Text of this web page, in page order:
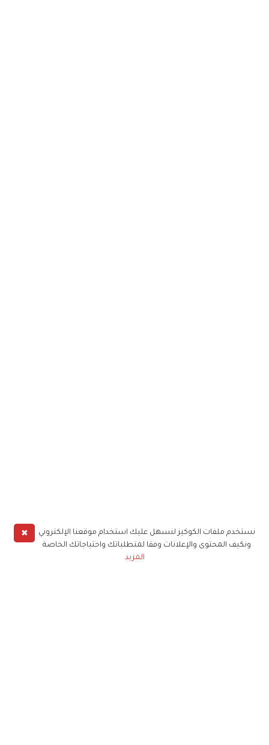
✖
نستخدم ملفات الكوكيز لنسهل عليك استخدام موقعنا الإلكتروني
ونكيف المحتوى والإعلانات وفقا لمتطلباتك واحتياجاتك الخاصة
المزيد